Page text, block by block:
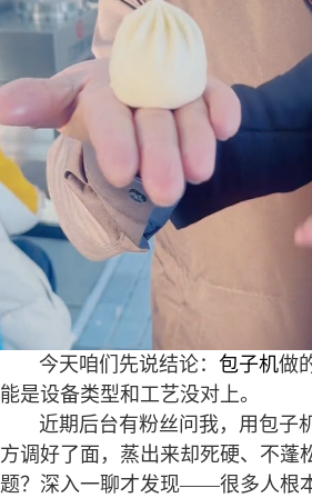
今天咱们先说结论： 包子机做
能是设备类型和工艺没对上。
近期后台有粉丝问我，用包子
方调好了面，蒸出来却死硬、不蓬
题？深入一聊才发现——很多人根